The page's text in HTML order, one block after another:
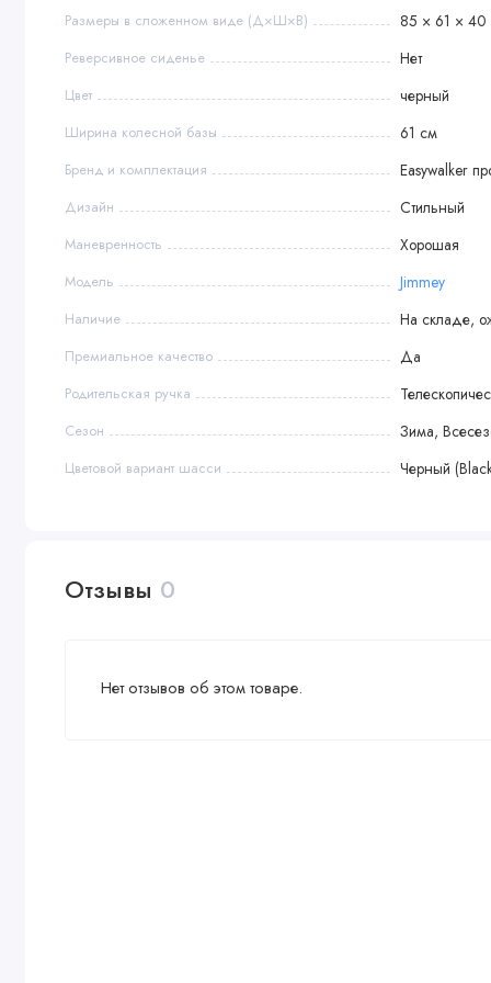
Размеры в сложенном виде (Д×Ш×В) 85 × 61 × 40
Реверсивное сиденье Нет
Цвет черный
Ширина колесной базы 61 см
Бренд и комплектация Easywalker
Дизайн Стильный
Маневренность Хорошая
Модель Jimmey
Наличие На складе,
Премиальное качество Да
Родительская ручка
Сезон Зима,
Цветовой вариант шасси Черный
Отзывы 0
Нет отзывов об этом товаре.